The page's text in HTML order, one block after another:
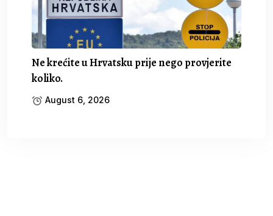
Ne krećite u Hrvatsku prije nego provjerite
koliko.
August 6, 2026